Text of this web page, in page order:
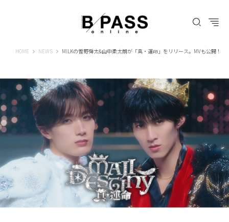
HOME B-PASS ONLINE
NEWS M!LKの曽野舜太&山中柔太朗が「真・運命」をリリース。MVも公開！